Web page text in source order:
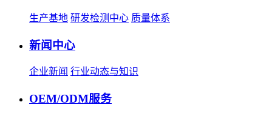
生产基地 研发检测中心 质量体系
新闻中心
企业新闻 行业动态与知识
OEM/ODM服务